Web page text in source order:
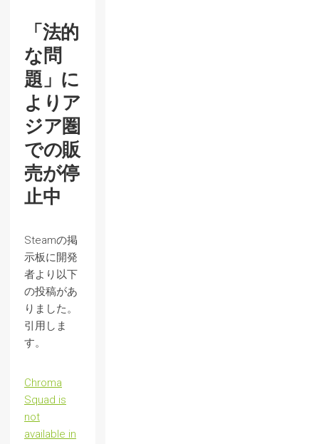
「法的
な問
題」に
よりア
ジア圏
での販
売が停
止中
Steamの掲
示板に開発
者より以下
の投稿があ
りました。
引用しま
す。
Chroma
Squad is
not
available in